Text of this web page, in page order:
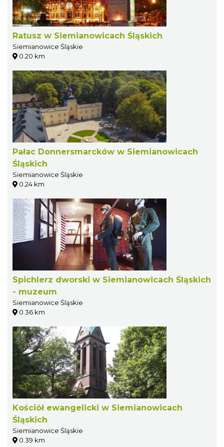
Ratusz w Siemianowicach Śląskich
Siemianowice Śląskie
0.20 km
Pałac Donnersmarcków w Siemianowicach
Śląskich
Siemianowice Śląskie
0.24 km
Spichlerz dworski w Siemianowicach Śląskich
- muzeum
Siemianowice Śląskie
0.36 km
Kościół ewangelicki w Siemianowicach
Śląskich
Siemianowice Śląskie
0.39 km